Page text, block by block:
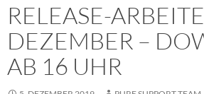
RELEASE-
DEZEMBER –
AB 16 UHR